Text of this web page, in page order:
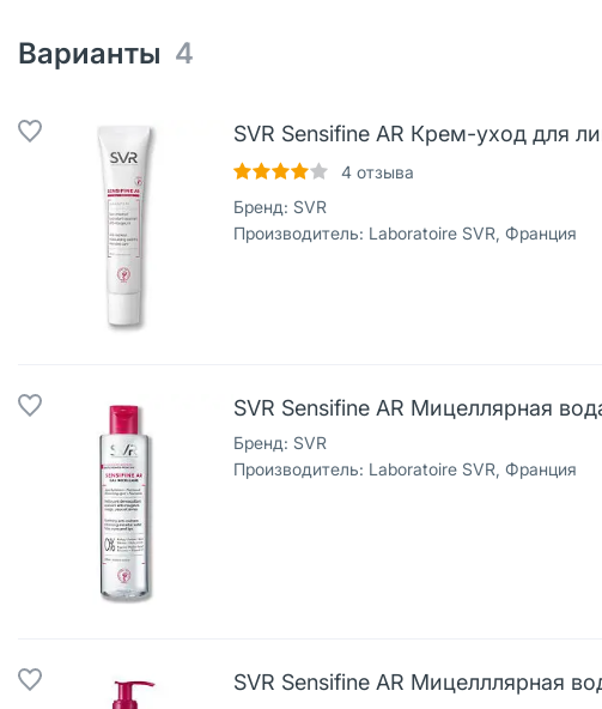
Варианты 4
SVR Sensifine AR Крем-уход для
4 отзыва
Бренд: SVR
Производитель: Laboratoire SVR, Франция
SVR Sensifine AR Мицеллярная
Бренд: SVR
Производитель: Laboratoire SVR, Франция
SVR Sensifine AR Мицелллярная